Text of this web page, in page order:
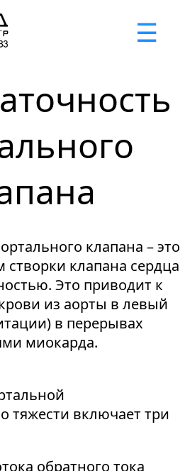
☰
x
персональных
в ближайшее время
номер телефона
капча
имя или вопрос
соглашение
клапана – это
створки клапана сердца
Это приводит к
из аорты в левый
в перерывах
миокарда.
тяжести включает три
обратного тока